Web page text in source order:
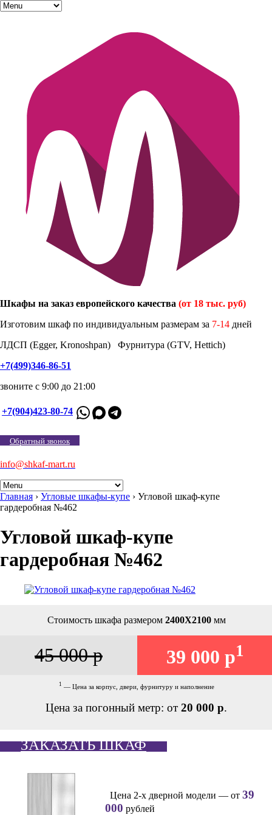
Шкафы на заказ европейского качества (от 18 тыс. руб)
Изготовим шкаф по индивидуальным размерам за 7-14 дней
ЛДСП (Egger, Kronoshpan) Фурнитура (GTV, Hettich)
+7(499)346-86-51
звоните с 9:00 до 21:00
+7(904)423-80-74
Обратный звонок
info@shkaf-mart.ru
Главная › Угловые шкафы-купе › Угловой шкаф-купе
гардеробная №462
Угловой шкаф-купе
гардеробная №462
Стоимость шкафа размером 2400Х2100мм
45 000 р 39 000 р1
1 — Цена за корпус, двери, фурнитуру и наполнение
Цена за погонный метр: от 20 000 р.
ЗАКАЗАТЬ ШКАФ
Цена 2-х дверной модели — от 39
000 рублей